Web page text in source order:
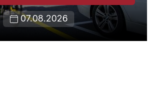
07.08.2026